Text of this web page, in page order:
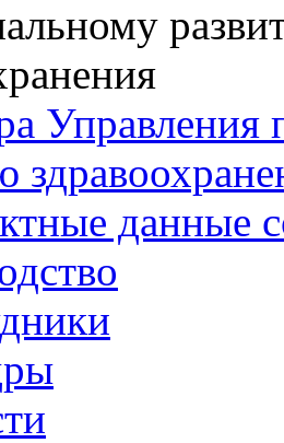
данные